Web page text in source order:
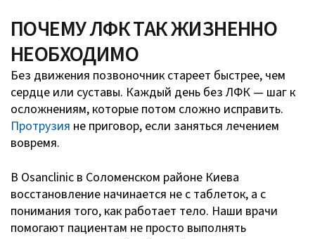
ПОЧЕМУ ЛФК ТАК ЖИЗНЕННО
НЕОБХОДИМО
Без движения позвоночник стареет быстрее, чем
сердце или суставы. Каждый день без ЛФК — шаг к
осложнениям, которые потом сложно исправить.
Протрузия не приговор, если заняться лечением
вовремя.
В Osanclinic в Соломенском районе Киева
восстановление начинается не с таблеток, а с
понимания того, как работает тело. Наши врачи
помогают пациентам не просто выполнять